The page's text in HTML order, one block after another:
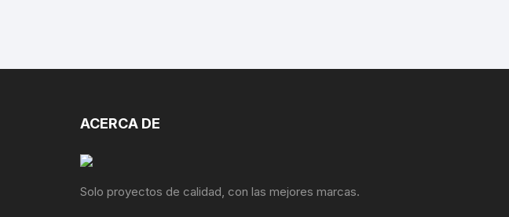
ACERCA DE
Solo proyectos de calidad, con las mejores marcas.